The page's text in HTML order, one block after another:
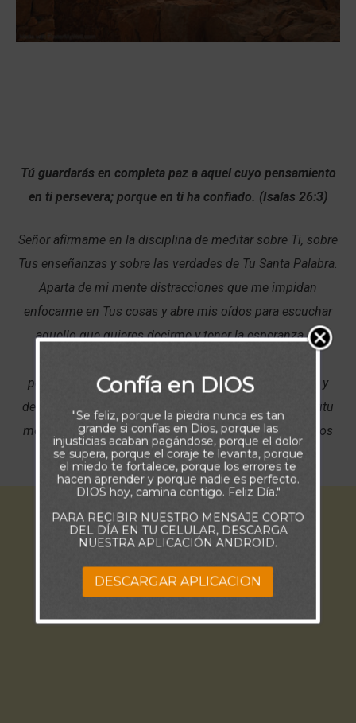
Tú guardarás en completa paz a aquel cuyo pensamiento
en ti persevera; porque en ti ha confiado. (Isaías 26:3)
Señor afírmame en la disciplina de meditar sobre Ti, sobre
Tus enseñanzas y sobre las verdades de Tu Santa Palabra.
Aparta de mi mente distracciones que me impidan
enfocarme en Tus cosas y abre mis oídos para escuchar
aquello que quieres decirme y tener la esperanza de
pensamientos queden de lado y que sean Tus planes y
deseos los que prevalezcan para permitir que Tu Espíritu
me hable. ¡Que mis pensamientos siempre estén fijados
en la meta de aprender de Ti, seguirte, y servirte!
Confía en DIOS
"Se feliz, porque la piedra nunca es tan
grande si confías en Dios, porque las
injusticias acaban pagándose, porque el dolor
se supera, porque el coraje te levanta, porque
el miedo te fortalece, porque los errores te
hacen aprender y porque nadie es perfecto.
DIOS hoy, camina contigo. Feliz Día."
PARA RECIBIR NUESTRO MENSAJE CORTO
DEL DÍA EN TU CELULAR, DESCARGA
NUESTRA APLICACIÓN ANDROID.
DESCARGAR APLICACION